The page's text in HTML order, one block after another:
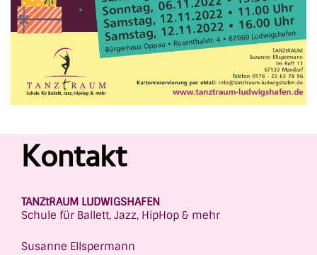
Kontakt
TANZtRAUM LUDWIGSHAFEN
Schule für Ballett, Jazz, HipHop & mehr
Susanne Ellspermann